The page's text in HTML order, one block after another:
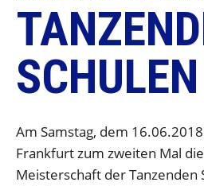
SCHULEN
Am Samstag, dem
Frankfurt zum zweiten Mal
Meisterschaft der Tanzenden